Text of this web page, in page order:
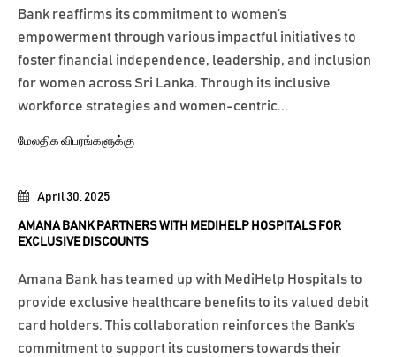
April 30, 2025
AMANA BANK PARTNERS WITH MEDIHELP HOSPITALS FOR
EXCLUSIVE DISCOUNTS
Amana Bank has teamed up with MediHelp Hospitals to
provide exclusive healthcare benefits to its valued debit
card holders. This collaboration reinforces the Bank’s
commitment to support its customers towards their
Bank reaffirms its commitment to women’s
empowerment through various impactful initiatives to
foster financial independence, leadership, and inclusion
for women across Sri Lanka. Through its inclusive
workforce strategies and women-centric...
மேலதிக விபரங்களுக்கு